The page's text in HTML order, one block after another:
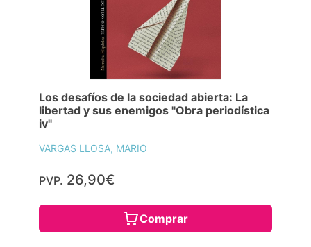
Los desafíos de la sociedad abierta: La
libertad y sus enemigos "Obra periodística
iv"
VARGAS LLOSA, MARIO
PVP. 26,90€
Comprar